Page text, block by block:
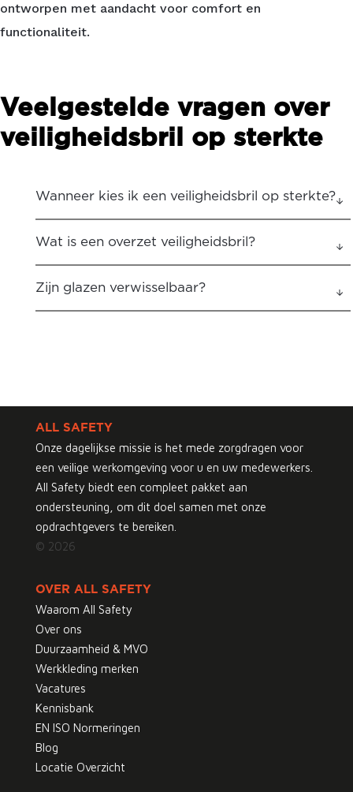
ontworpen met aandacht voor comfort en
functionaliteit.
Veelgestelde vragen over
veiligheidsbril op sterkte
Wanneer kies ik een veiligheidsbril op sterkte?
Wat is een overzet veiligheidsbril?
Zijn glazen verwisselbaar?
ALL SAFETY
Onze dagelijkse missie is het mede zorgdragen voor
een veilige werkomgeving voor u en uw medewerkers.
All Safety biedt een compleet pakket aan
ondersteuning, om dit doel samen met onze
opdrachtgevers te bereiken.
© 2026
OVER ALL SAFETY
Waarom All Safety
Over ons
Duurzaamheid & MVO
Werkkleding merken
Vacatures
Kennisbank
EN ISO Normeringen
Blog
Locatie Overzicht